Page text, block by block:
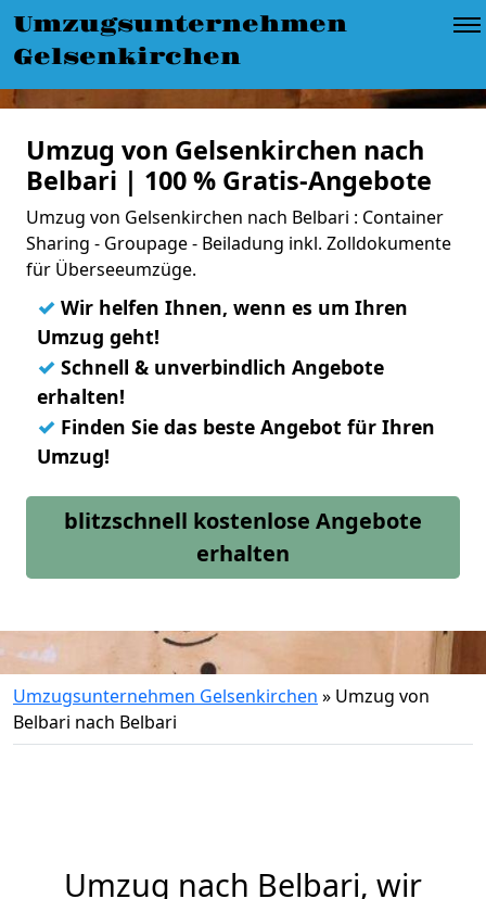
Umzugsunternehmen
Gelsenkirchen
Umzug von Gelsenkirchen nach
Belbari | 100 % Gratis-Angebote
Umzug von Gelsenkirchen nach Belbari : Container
Sharing - Groupage - Beiladung inkl. Zolldokumente
für Überseeumzüge.
✓ Wir helfen Ihnen, wenn es um Ihren
Umzug geht!
✓ Schnell & unverbindlich Angebote
erhalten!
✓ Finden Sie das beste Angebot für Ihren
Umzug!
blitzschnell kostenlose Angebote
erhalten
Umzugsunternehmen Gelsenkirchen » Umzug von
Belbari nach Belbari
Umzug nach Belbari, wir